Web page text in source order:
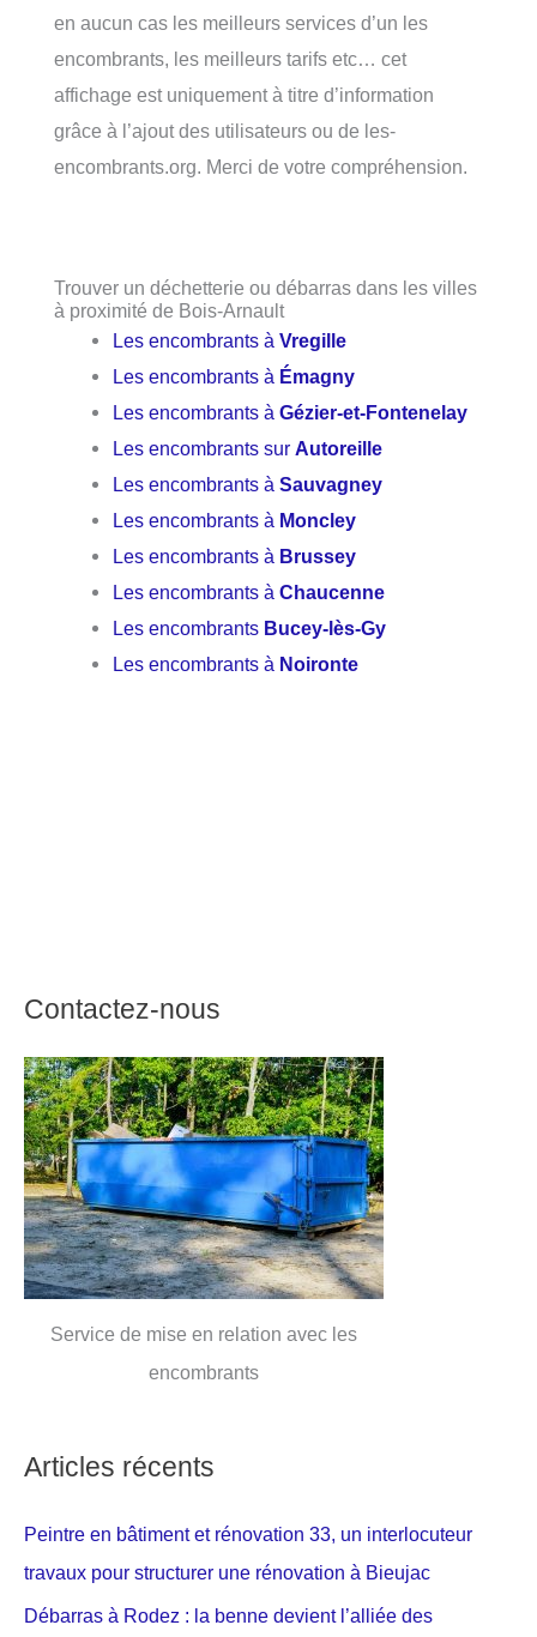
en aucun cas les meilleurs services d’un les
encombrants, les meilleurs tarifs etc… cet
affichage est uniquement à titre d’information
grâce à l’ajout des utilisateurs ou de les-
encombrants.org. Merci de votre compréhension.
Trouver un déchetterie ou débarras dans les villes
à proximité de Bois-Arnault
Les encombrants àVregille
Les encombrants à Émagny
Les encombrants àGézier-et-Fontenelay
Les encombrants surAutoreille
Les encombrants àSauvagney
Les encombrants à Moncley
Les encombrants à Brussey
Les encombrants àChaucenne
Les encombrants Bucey-lès-Gy
Les encombrants à Noironte
Contactez-nous
Service de mise en relation avec les
encombrants
Articles récents
Peintre en bâtiment et rénovation 33, un interlocuteur
travaux pour structurer une rénovation à Bieujac
Débarras à Rodez : la benne devient l’alliée des